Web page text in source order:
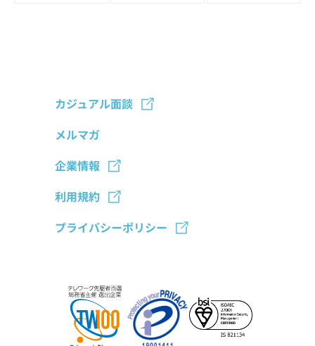
カジュアル面談
メルマガ
企業情報
利用規約
プライバシーポリシー